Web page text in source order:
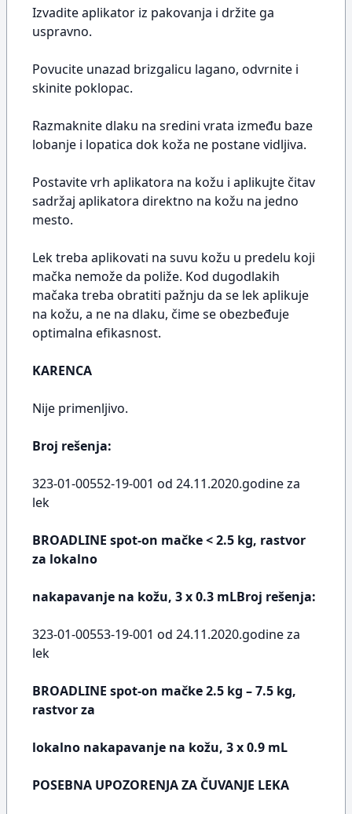
Izvadite aplikator iz pakovanja i držite ga
uspravno.
Povucite unazad brizgalicu lagano, odvrnite i
skinite poklopac.
Razmaknite dlaku na sredini vrata između baze
lobanje i lopatica dok koža ne postane vidljiva.
Postavite vrh aplikatora na kožu i aplikujte čitav
sadržaj aplikatora direktno na kožu na jedno
mesto.
Lek treba aplikovati na suvu kožu u predelu koji
mačka nemože da poliže. Kod dugodlakih
mačaka treba obratiti pažnju da se lek aplikuje
na kožu, a ne na dlaku, čime se obezbeđuje
optimalna efikasnost.
KARENCA
Nije primenljivo.
Broj rešenja:
323-01-00552-19-001 od 24.11.2020.godine za
lek
BROADLINE spot-on mačke < 2.5 kg, rastvor
za lokalno
nakapavanje na kožu, 3 x 0.3 mLBroj rešenja:
323-01-00553-19-001 od 24.11.2020.godine za
lek
BROADLINE spot-on mačke 2.5 kg – 7.5 kg,
rastvor za
lokalno nakapavanje na kožu, 3 x 0.9 mL
POSEBNA UPOZORENJA ZA ČUVANJE LEKA